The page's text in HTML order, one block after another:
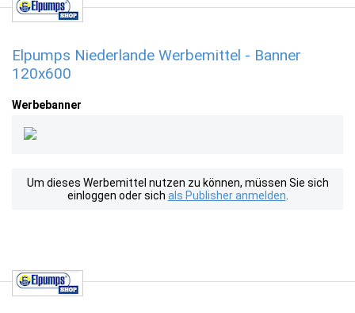
Elpumps Niederlande Werbemittel - Banner
120x600
Werbebanner
Um dieses Werbemittel nutzen zu können, müssen Sie sich
einloggen oder sich als Publisher anmelden